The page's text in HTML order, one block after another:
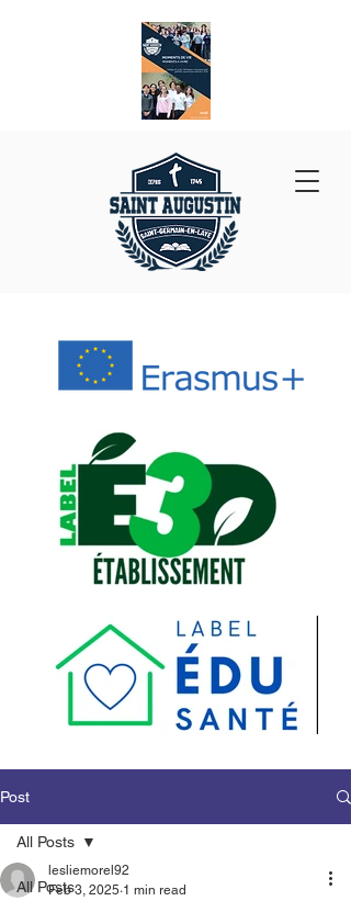
Post
All Posts
All Posts
lesliemorel92
Feb 3, 2025 1 min read